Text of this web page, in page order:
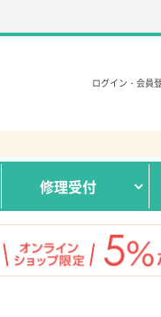
ログイン・会員
修理受付